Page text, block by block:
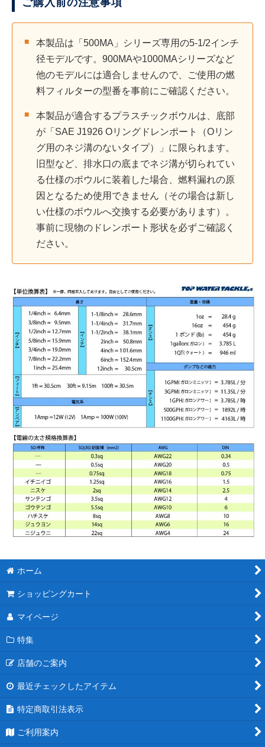
本製品は「500MA」シリーズ専用の5-1/2インチ
径モデルです。900MAや1000MAシリーズなど
他のモデルには適合しませんので、ご使用の燃
料フィルターの型番を事前にご確認ください。
本製品が適合するプラスチックボウルは、底部
が「SAE J1926 Oリングドレンポート（Oリン
グ用のネジ溝のないタイプ）」に限られます。
旧型など、排水口の底までネジ溝が切られてい
る仕様のボウルに装着した場合、燃料漏れの原
因となるため使用できません（その場合は新し
い仕様のボウルへ交換する必要があります）。
事前に現物のドレンポート形状を必ずご確認く
ださい。
ホーム
ショッピングカート
マイページ
特集
店舗のご案内
最近チェックしたアイテム
特定商取引法表示
ご利用案内